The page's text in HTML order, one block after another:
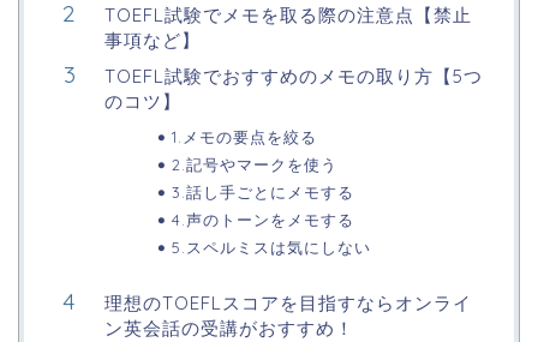
TOEFL試験でメモを取る際の注意点【禁止
事項など】
TOEFL試験でおすすめのメモの取り方【5つ
のコツ】
1.メモの要点を絞る
2.記号やマークを使う
3.話し手ごとにメモする
4.声のトーンをメモする
5.スペルミスは気にしない
理想のTOEFLスコアを目指すならオンライ
ン英会話の受講がおすすめ！